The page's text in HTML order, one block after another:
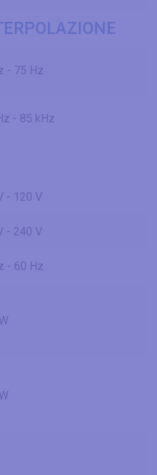
- 75 Hz
- 85 kHz
- 120 V
- 240 V
- 60 Hz